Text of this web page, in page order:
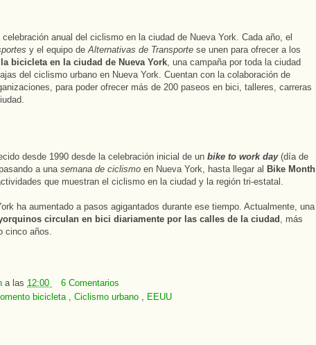
celebración anual del ciclismo en la ciudad de Nueva York. Cada año, el
y el equipo de Alternativas de Transporte se unen para ofrecer a los
bicicleta en la ciudad de Nueva York , una campaña por toda la ciudad
del ciclismo urbano en Nueva York. Cuentan con la colaboración de
para poder ofrecer más de 200 paseos en bici, talleres, carreras
desde 1990 desde la celebración inicial de un bike to work day(día de
a una semana de ciclismo en Nueva York, hasta llegar al Bike Month
que muestran el ciclismo en la ciudad y la región tri-estatal.
ha aumentado a pasos agigantados durante ese tiempo. Actualmente, una
circulan en bici diariamente por las calles de la ciudad , más
cinco años.
a las 12:00
6 Comentarios
bicicleta , Ciclismo urbano , EEUU